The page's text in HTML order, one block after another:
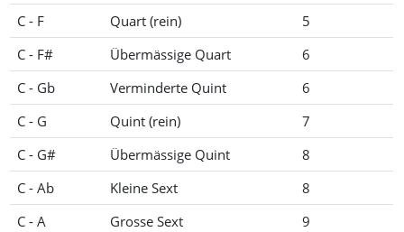
C - F
Quart (rein)
5
C - F#
Übermässige Quart
6
C - Gb
Verminderte Quint
6
C - G
Quint (rein)
7
C - G#
Übermässige Quint
8
C - Ab
Kleine Sext
8
C - A
Grosse Sext
9